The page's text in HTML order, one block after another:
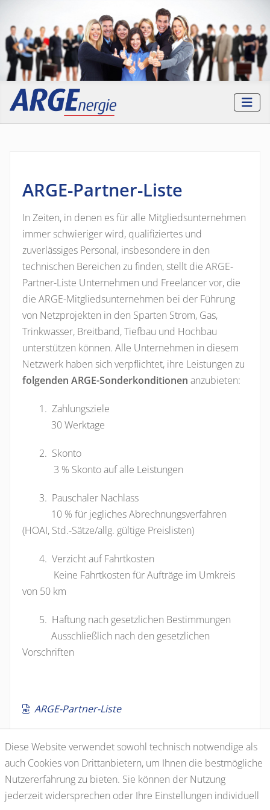
Diese Website verwendet sowohl technisch notwendige als
auch Cookies von Drittanbietern, um Ihnen die bestmögliche
Nutzererfahrung zu bieten. Sie können der Nutzung
jederzeit widersprechen oder Ihre Einstellungen individuell
ARGE-Partner-Liste
In Zeiten, in denen es für alle Mitgliedsunternehmen
immer schwieriger wird, qualifiziertes und
zuverlässiges Personal, insbesondere in den
technischen Bereichen zu finden, stellt die ARGE-
Partner-Liste Unternehmen und Freelancer vor, die
die ARGE-Mitgliedsunternehmen bei der Führung
von Netzprojekten in den Sparten Strom, Gas,
Trinkwasser, Breitband, Tiefbau und Hochbau
unterstützen können. Alle Unternehmen in diesem
Netzwerk haben sich verpflichtet, ihre Leistungen zu
folgenden ARGE-Sonderkonditionen anzubieten:
1. Zahlungsziele
30 Werktage
2. Skonto
3 % Skonto auf alle Leistungen
3. Pauschaler Nachlass
10 % für jegliches Abrechnungsverfahren
(HOAI, Std.-Sätze/allg. gültige Preislisten)
4. Verzicht auf Fahrtkosten
Keine Fahrtkosten für Aufträge im Umkreis
von 50 km
5. Haftung nach gesetzlichen Bestimmungen
Ausschließlich nach den gesetzlichen
Vorschriften
ARGE-Partner-Liste